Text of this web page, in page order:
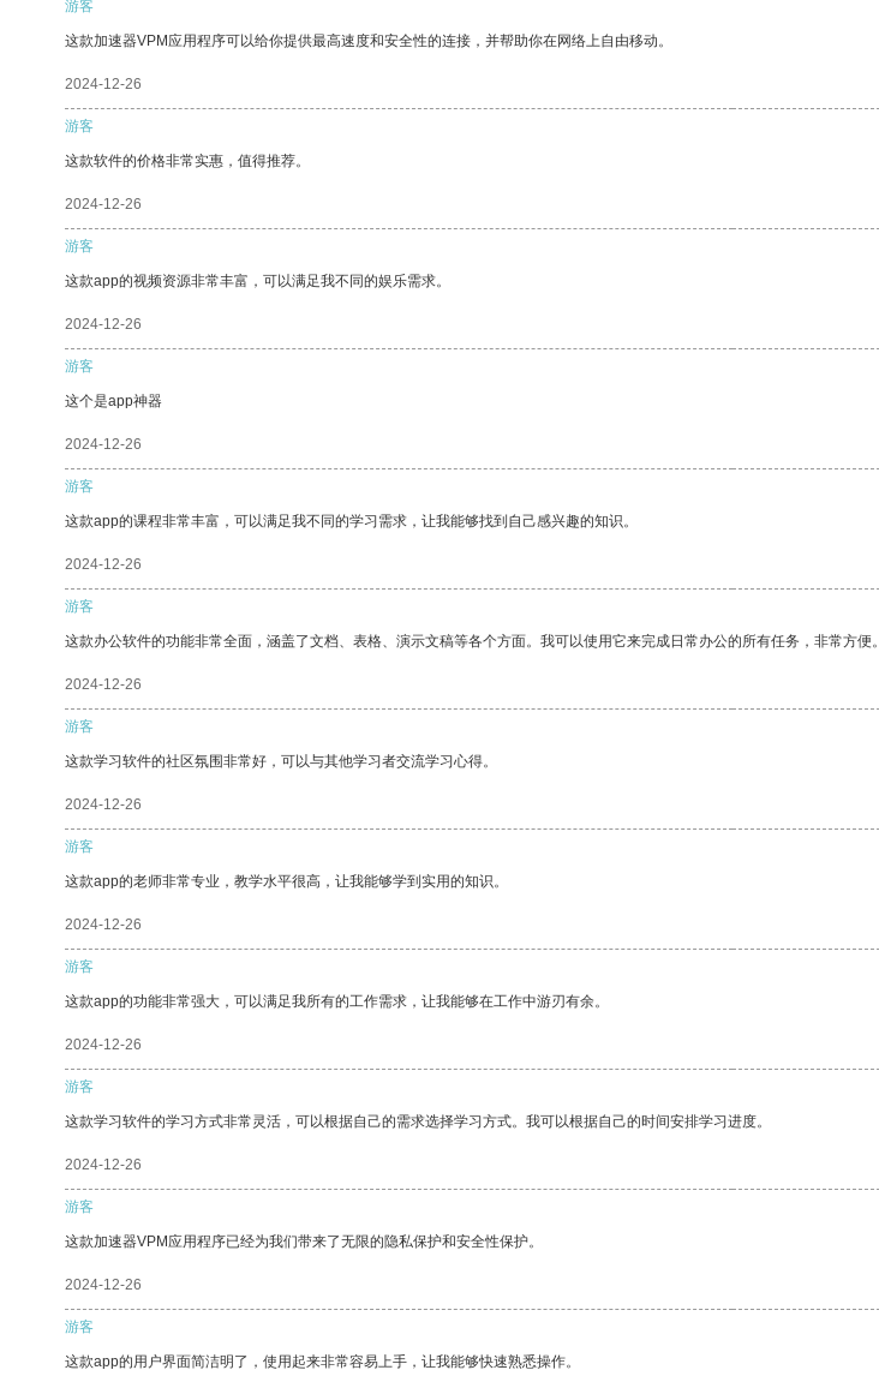
游客
这款加速器VPM应用程序可以给你提供最高速度和安全性的连接，并帮助你在网络上自由移动。
2024-12-26
游客
这款软件的价格非常实惠，值得推荐。
2024-12-26
游客
这款app的视频资源非常丰富，可以满足我不同的娱乐需求。
2024-12-26
游客
这个是app神器
2024-12-26
游客
这款app的课程非常丰富，可以满足我不同的学习需求，让我能够找到自己感兴趣的知识。
2024-12-26
游客
这款办公软件的功能非常全面，涵盖了文档、表格、演示文稿等各个方面。我可以使用它来完成日常办公的所有任务，非常方便。
2024-12-26
游客
这款学习软件的社区氛围非常好，可以与其他学习者交流学习心得。
2024-12-26
游客
这款app的老师非常专业，教学水平很高，让我能够学到实用的知识。
2024-12-26
游客
这款app的功能非常强大，可以满足我所有的工作需求，让我能够在工作中游刃有余。
2024-12-26
游客
这款学习软件的学习方式非常灵活，可以根据自己的需求选择学习方式。我可以根据自己的时间安排学习进度。
2024-12-26
游客
这款加速器VPM应用程序已经为我们带来了无限的隐私保护和安全性保护。
2024-12-26
游客
这款app的用户界面简洁明了，使用起来非常容易上手，让我能够快速熟悉操作。